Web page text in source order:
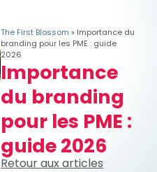
The First Blossom » Importance du
branding pour les PME : guide
2026
Importance
du branding
pour les PME :
guide 2026
Retour aux articles